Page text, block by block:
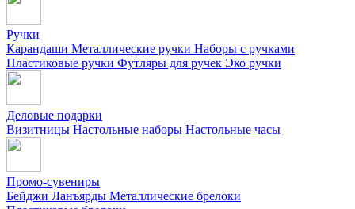
Ручки
Карандаши Металлические ручки Наборы с ручками
Пластиковые ручки Футляры для ручек Эко ручки
Деловые подарки
Визитницы Настольные наборы Настольные часы
Промо-сувениры
Бейджи Ланъярды Металлические брелоки